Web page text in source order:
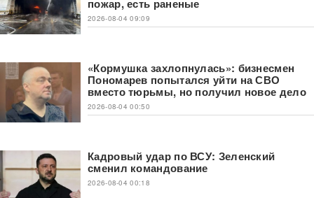
пожар, есть раненые
2026-08-04 09:09
«Кормушка захлопнулась»: бизнесмен
Пономарев попытался уйти на СВО
вместо тюрьмы, но получил новое дело
2026-08-04 00:50
Кадровый удар по ВСУ: Зеленский
сменил командование
2026-08-04 00:18